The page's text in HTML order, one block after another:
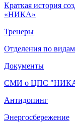
Краткая история
«НИКА»
Тренеры
Отделения по
Документы
СМИ о ЦПС
Антидопинг
Энергосбережение